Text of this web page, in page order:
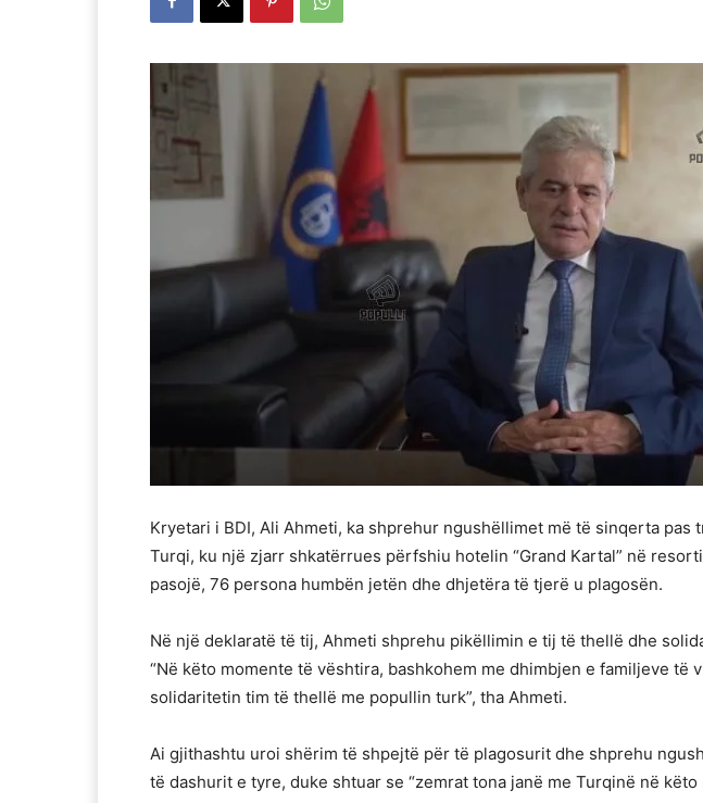
Kryetari i BDI, Ali Ahmeti, ka shprehur ngushëllimet më të sinqerta pas
Turqi, ku një zjarr shkatërrues përfshiu hotelin “Grand Kartal” në
pasojë, 76 persona humbën jetën dhe dhjetëra të tjerë u plagosën.
Në një deklaratë të tij, Ahmeti shprehu pikëllimin e tij të thellë dhe
“Në këto momente të vështira, bashkohem me dhimbjen e familjeve të
solidaritetin tim të thellë me popullin turk”, tha Ahmeti.
Ai gjithashtu uroi shërim të shpejtë për të plagosurit dhe shprehu
të dashurit e tyre, duke shtuar se “zemrat tona janë me Turqinë në këto